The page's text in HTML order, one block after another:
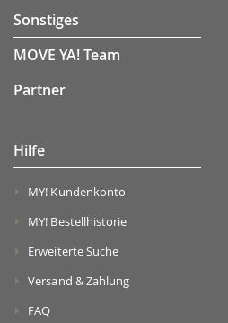
Sonstiges
MOVE YA! Team
Partner
Hilfe
MY! Kundenkonto
MY! Bestellhistorie
Erweiterte Suche
Versand & Zahlung
FAQ